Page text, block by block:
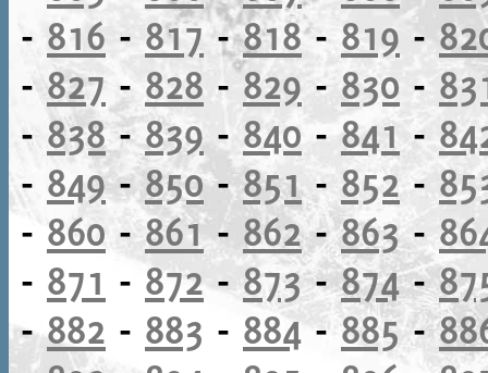
- 816 - 817-818- 819 -
- 827 -828 -829 - 830 -
- 838-839-840 - 841 -
- 849-850-851- 852-
- 860 -861- 862-863-
- 871 - 872-873-874-
-882 - 883 - 884-885-